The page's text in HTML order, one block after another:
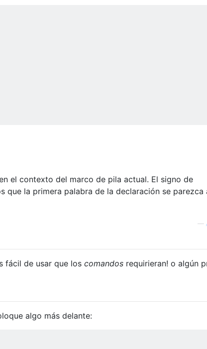
el contexto del marco de pila actual. El signo de
que la primera palabra de la declaración se parezca
—
fácil de usar que los comandos requirieran! o algún
algo más delante: